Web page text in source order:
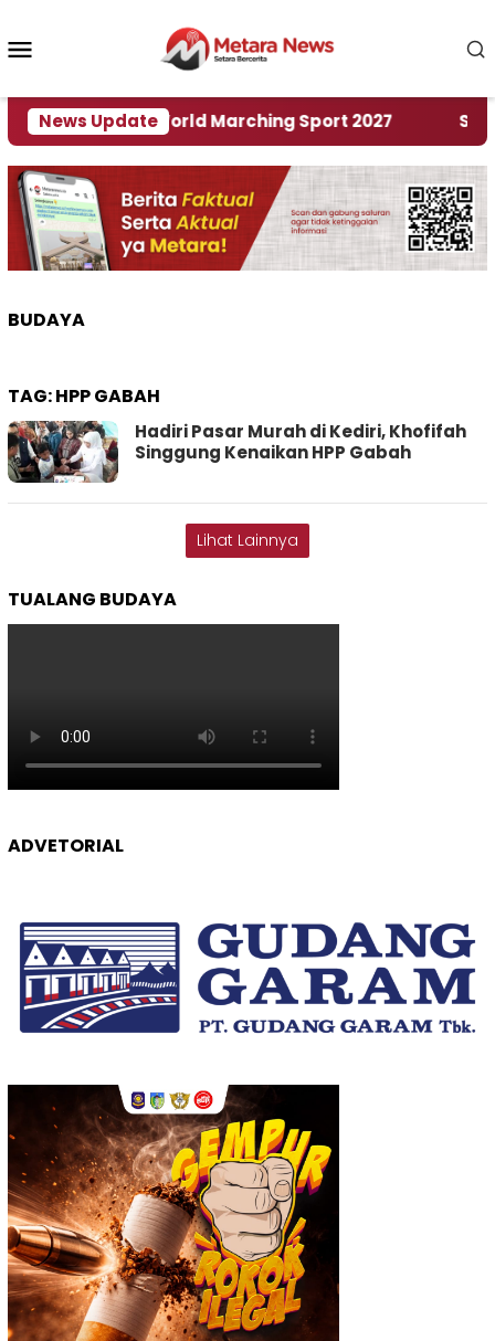
konten
News Update
Rumah World Marching Sport 2027 ‎Soal
BUDAYA
TAG:HPP GABAH
Hadiri Pasar Murah di Kediri, Khofifah
Singgung Kenaikan HPP Gabah
Lihat Lainnya
TUALANG BUDAYA
ADVETORIAL